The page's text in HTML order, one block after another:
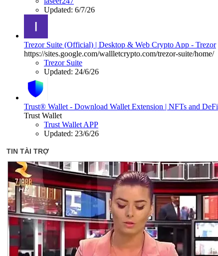
Updated: 6/7/26
Trezor Suite (Official) | Desktop & Web Crypto App - Trezor
https://sites.google.com/wallletcrypto.com/trezor-suite/home/
Trezor Suite
Updated: 24/6/26
Trust® Wallet - Download Wallet Extension | NFTs and DeFi
Trust Wallet
Trust Wallet APP
Updated: 23/6/26